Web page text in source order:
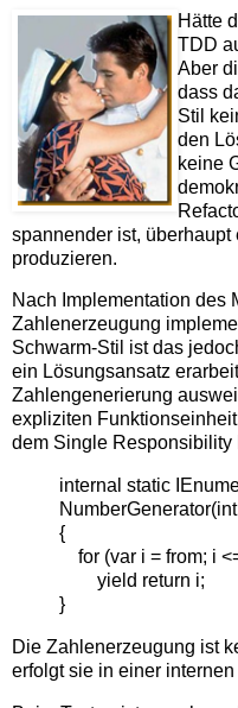
Hätte
TDD
Aber
dass
Stil
den
keine
spannender ist,
produzieren.
Nach Implementation des
Zahlenerzeugung
Schwarm-Stil ist das
ein Lösungsansatz
Zahlengenerierung
expliziten
dem Single Responsibility
internal static
{
for (var i = from; i
yield return i;
}
Die Zahlenerzeugung ist
erfolgt sie in einer internen